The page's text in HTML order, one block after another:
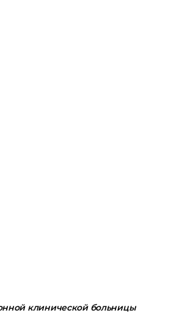
клинической больницы